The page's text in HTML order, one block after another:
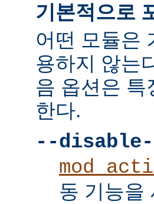
기본적으로
어떤 모듈은
용하지 않는
음 옵션은 특
한다.
--
동 기능을